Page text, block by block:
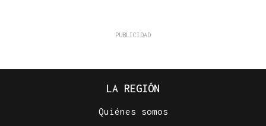
LA REGIÓN
Quiénes somos